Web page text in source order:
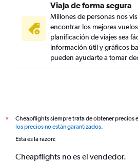
Viaja de forma segura
Millones de personas nos
encontrar los mejores
planificación de viajes sea
información útil y gráficos
pueden ayudarte a tomar
*
Cheapflights siempre trata de obtener precios
los precios no están garantizados.
Esta es la razón:
Cheapflights no es el vendedor.